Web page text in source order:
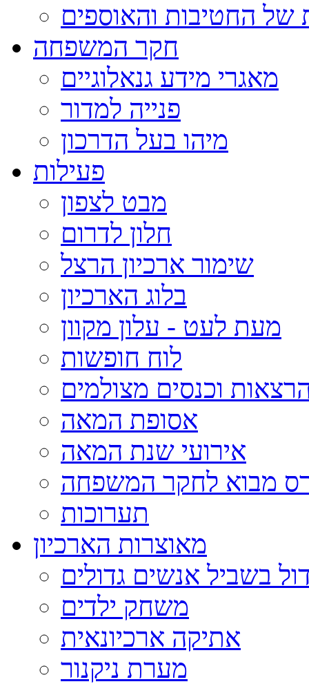
של החטיבות והאוספים
חקר המשפחה
מאגרי מידע גנאלוגיים
פנייה למדור
מיהו בעל הדרכון
פעילות
מבט לצפון
חלון לדרום
שימור ארכיון הרצל
בלוג הארכיון
מעת לעט - עלון מקוון
לוח חופשות
וכנסים מצולמים
אסופת המאה
אירועי שנת המאה
מבוא לחקר המשפחה
תערוכות
מאוצרות הארכיון
בשביל אנשים גדולים
משחק ילדים
אתיקה ארכיונאית
מערת ניקנור